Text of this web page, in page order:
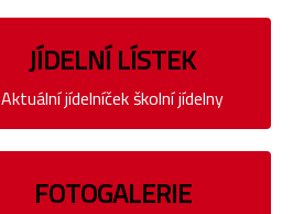
JÍDELNÍ LÍSTEK
Aktuální jídelníček školní jídelny
FOTOGALERIE